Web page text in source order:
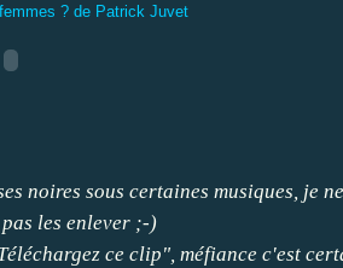
? de Patrick Juvet
noires sous certaines musiques, je
les enlever ;-)
ce clip", méfiance c'est